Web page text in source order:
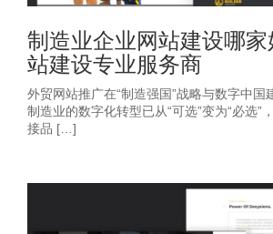
制造业企业网站建设哪家
站建设专业服务商
外贸网站推广在“制造强国”战略与数字中国
制造业的数字化转型已从“可选”变为“必选”
接品 […]